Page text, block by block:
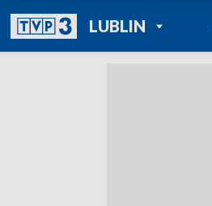
LUBLINPOWRÓT DO
TVP REGIONY